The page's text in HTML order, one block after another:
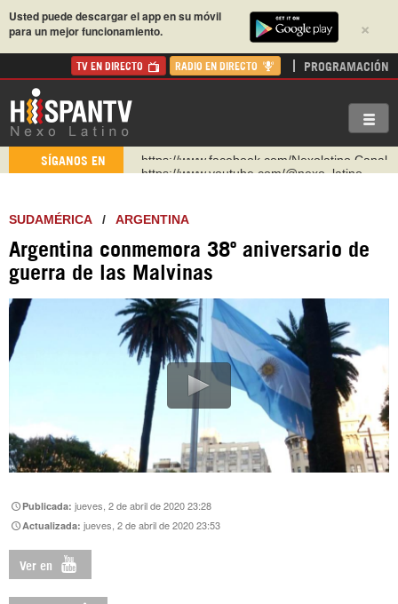
×
Usted puede descargar el app en su móvil
para un mejor funcionamiento.
TV EN DIRECTO RADIO EN DIRECTO PROGRAMACIÓN
SÍGANOS EN
https://www.youtube.com/@nexo_latino
https://t.me/hispantvcanal
https://urmedium.com/c/hispantv
WhatsApp y Viber: +98 921 79 29 404
https://www.facebook.com/Nexolatino.Canal
SUDAMÉRICA/ ARGENTINA
Argentina conmemora 38º aniversario de
guerra de las Malvinas
Publicada:jueves, 2 de abril de 2020 23:28
Actualizada:jueves, 2 de abril de 2020 23:53
Ver en